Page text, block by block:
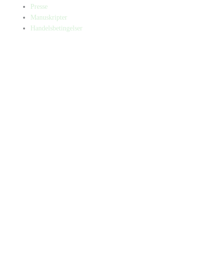
Presse
Manuskripter
Handelsbetingelser